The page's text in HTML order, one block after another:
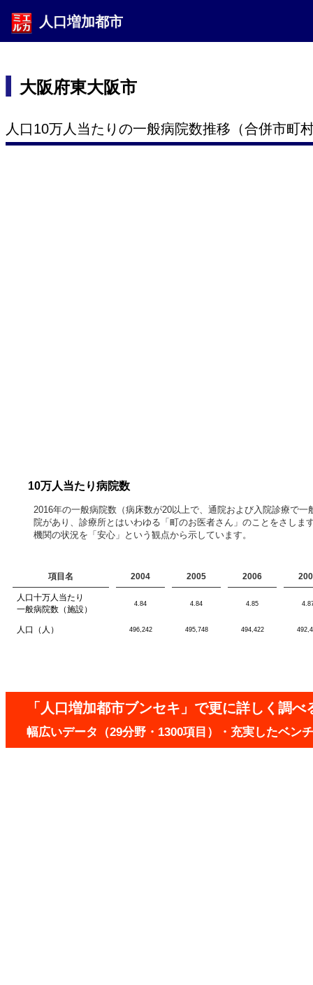
人口増加都市
大阪府東大阪市
人口10万人当たりの一般病院数推移（合併市町
10万人当たり病院数
2016年の一般病院数（病床数が20以上で、通院および入院診療で
院があり、診療所とはいわゆる「町のお医者さん」のことをさし
機関の状況を「安心」という観点から示しています。
項目名 2004 2005 2006
人口十万人当たり
一般病院数（施設）
4.84 4.84 4.85
人口（人） 496,242 495,748 494,422
「人口増加都市ブンセキ」で更に詳しく調べ
幅広いデータ（29分野・1300項目）・充実したベン